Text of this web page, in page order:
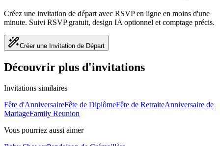
Créez une invitation de départ avec RSVP en ligne en moins d'une
minute. Suivi RSVP gratuit, design IA optionnel et comptage précis.
Créer une Invitation de Départ
Découvrir plus d'invitations
Invitations similaires
Fête d'AnniversaireFête de DiplômeFête de RetraiteAnniversaire de
MariageFamily Reunion
Vous pourriez aussi aimer